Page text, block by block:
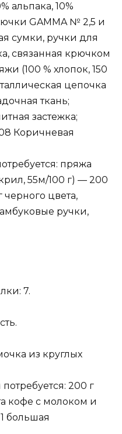
альпака, 10%
GAMMA № 2,5 и
сумки, ручки для
связанная крючком
(100 % хлопок, 150
цепочка
ткань;
застежка;
Коричневая
пряжа
55м/100 г) — 200
черного цвета,
ручки,
7.
из круглых
200 г
кофе с молоком и
большая